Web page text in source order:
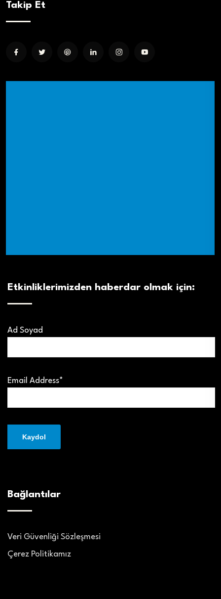
Takip Et
Etkinliklerimizden haberdar olmak için:
Ad Soyad
Email Address*
Bağlantılar
Veri Güvenliği Sözleşmesi
Çerez Politikamız